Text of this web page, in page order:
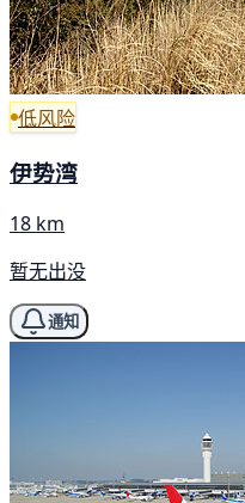
低风险
伊势湾
18 km
暂无出没
通知